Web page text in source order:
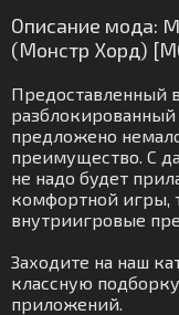
Описание мода:
(Монстр Хорд)
Предоставленный
разблокированный
предложено
преимущество. С
не надо будет
комфортной игры,
внутриигровые
Заходите на наш
классную
приложений.